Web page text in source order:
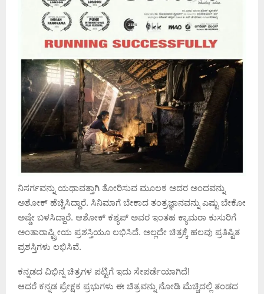
ನಿಸರ್ಗವನ್ನು ಯಥಾವತ್ತಾಗಿ ತೋರಿಸುವ ಮೂಲಕ ಅದರ ಅಂದವನ್ನು
ಅಶೋಕ್ ಹೆಚ್ಚಿಸಿದ್ದಾರೆ. ಸಿನಿಮಾಗೆ ಬೇಕಾದ ತಂತ್ರಜ್ಞಾನವನ್ನು ಎಷ್ಟು ಬೇಕೋ
ಅಷ್ಡೇ ಬಳಸಿದ್ದಾರೆ. ಆಶೋಕ್ ಕಶ್ಯಪ್ ಅವರ ಇಂತಹ ಕ್ಯಾಮರಾ ಕುಸುರಿಗೆ
ಅಂತಾರಾಷ್ಟ್ರೀಯ ಪ್ರಶಸ್ತಿಯೂ ಲಭಿಸಿದೆ. ಅಲ್ಲದೇ ಚಿತ್ರಕ್ಕೆ ಹಲವು ಪ್ರತಿಷ್ಟಿತ
ಪ್ರಶಸ್ತಿಗಳು ಲಭಿಸಿವೆ.
ಕನ್ನಡದ ವಿಭಿನ್ನ ಚಿತ್ರಗಳ ಪಟ್ಟಿಗೆ ಇದು ಸೇಪರ್ಡೆಯಾಗಿದೆ!
ಆದರೆ ಕನ್ನಡ ಪ್ರೇಕ್ಷಕ ಪ್ರಭುಗಳು ಈ ಚಿತ್ರವನ್ನು ನೋಡಿ ಮೆಚ್ಚಿದಲ್ಲಿ ತಂಡದ